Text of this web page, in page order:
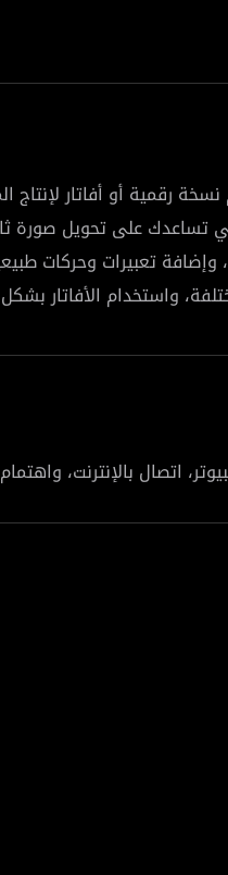
رقمية أو أفاتار
على تحويل صورة
تعبيرات وحركات
واستخدام
لصناعة فيديوهات
اتصال بالإنترنت،